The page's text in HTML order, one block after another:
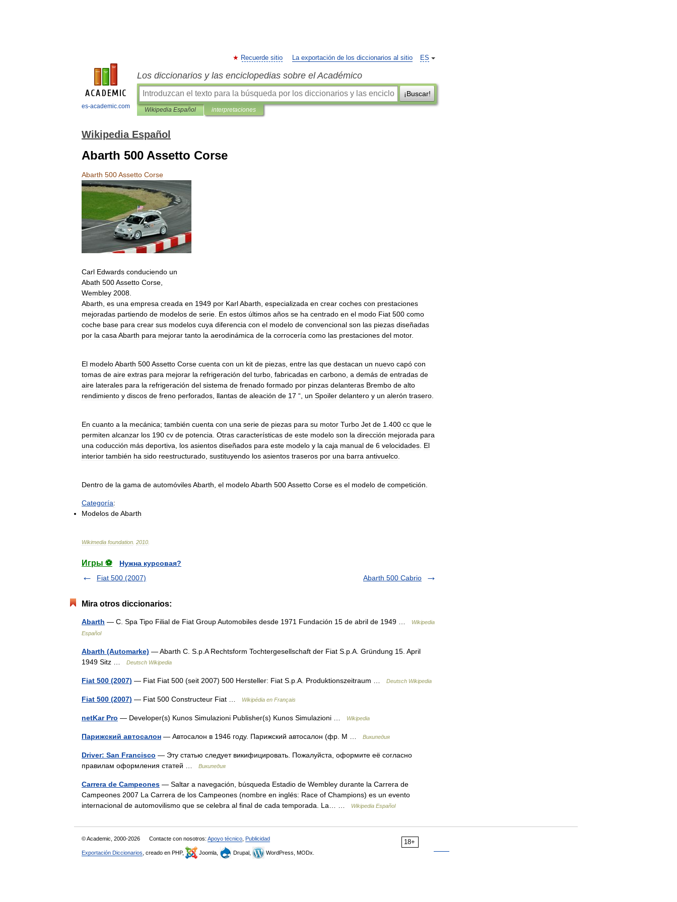
es-academic.com
ES
Recuerde sitio La exportación de los diccionarios al sitio
Los diccionarios y las enciclopedias sobre el Académico
¡Buscar!
Wikipedia Español interpretaciones
Wikipedia Español
Abarth 500 Assetto Corse
Abarth 500Assetto Corse
Carl Edwards conduciendo un
Abath 500Assetto Corse,
Wembley 2008.
Abarth, es una empresa creada en 1949 por KarlAbarth, especializada en crear coches con prestaciones
mejoradas partiendo de modelos de serie. En estos últimos años se ha centrado en el modo Fiat 500 como
coche base para crear sus modelos cuya diferencia con el modelo de convencional son las piezas diseñadas
por la casaAbarth para mejorar tanto la aerodinámica de la corrocería como las prestaciones del motor.
El modeloAbarth 500Assetto Corse cuenta con un kit de piezas, entre las que destacan un nuevo capó con
tomas de aire extras para mejorar la refrigeración del turbo, fabricadas en carbono, a demás de entradas de
aire laterales para la refrigeración del sistema de frenado formado por pinzas delanteras Brembo de alto
rendimiento y discos de freno perforados, llantas de aleación de 17 “, un Spoiler delantero y un alerón trasero.
En cuanto a la mecánica; también cuenta con una serie de piezas para su motor Turbo Jet de 1.400 cc que le
permiten alcanzar los 190 cv de potencia. Otras características de este modelo son la dirección mejorada para
una coducción más deportiva, los asientos diseñados para este modelo y la caja manual de 6 velocidades. El
interior también ha sido reestructurado, sustituyendo los asientos traseros por una barra antivuelco.
Dentro de la gama de automóvilesAbarth, el modeloAbarth 500Assetto Corse es el modelo de competición.
Categoría:
Modelos deAbarth
Wikimedia foundation 2010
Игры ⚽
Нужна курсовая?
Fiat 500 (2007)
Abarth 500 Cabrio
Mira otros diccionarios:
Abarth — C. Spa Tipo Filial de Fiat Group Automobiles desde 1971 Fundación 15 de abril de 1949 …
Wikipedia
Español
Abarth (Automarke) — Abarth C. S.p.A Rechtsform Tochtergesellschaft der Fiat S.p.A. Gründung 15. April
1949 Sitz …
Deutsch Wikipedia
Fiat 500 (2007) — Fiat Fiat 500 (seit 2007) 500 Hersteller: Fiat S.p.A. Produktionszeitraum … Deutsch Wikipedia
Fiat 500 (2007) — Fiat 500 Constructeur Fiat … Wikipédia en Français
netKar Pro — Developer(s) Kunos Simulazioni Publisher(s) Kunos Simulazioni … Wikipedia
Парижский автосалон — Автосалон в 1946 году. Парижский автосалон (фр. M … Википедия
Driver: San Francisco — Эту статью следует викифицировать. Пожалуйста, оформите её согласно
правилам оформления статей …
Википедия
Carrera de Campeones — Saltar a navegación, búsqueda Estadio de Wembley durante la Carrera de
Campeones 2007 La Carrera de los Campeones (nombre en inglés: Race of Champions) es un evento
internacional de automovilismo que se celebra al final de cada temporada. La… …
Wikipedia Español
18+
© Academic, 2000-2026 Contacte con nosotros: Apoyo técnico Publicidad
Exportación Diccionarios , creado en PHP, Joomla, Drupal, WordPress, MODx.